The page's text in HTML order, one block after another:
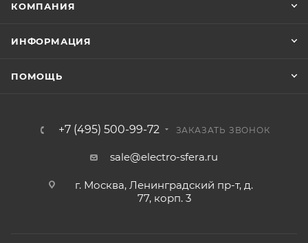
КОМПАНИЯ
ИНФОРМАЦИЯ
ПОМОЩЬ
+7 (495) 500-99-72 ЗАКАЗАТЬ ЗВОНОК
sale@electro-sfera.ru
г. Москва, Ленинградский пр-т, д.
77, корп. 3